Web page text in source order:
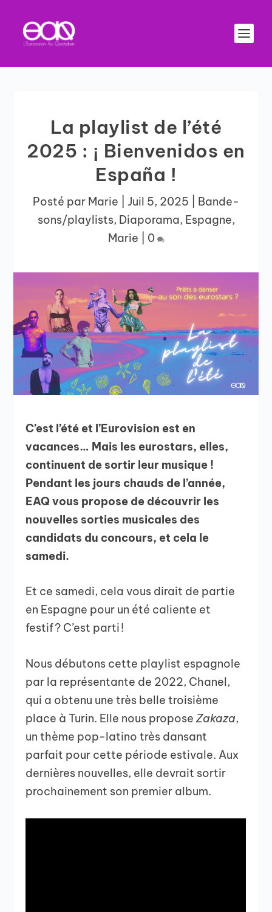
La playlist de l’été
2025 : ¡ Bienvenidos en
España !
Posté par Marie Juil 5, 2025
Bande-
sons/playlists, Diaporama, Espagne,
Marie
0
C’est l’été et l’Eurovision est en
vacances… Mais les eurostars, elles,
continuent de sortir leur musique !
Pendant les jours chauds de l’année,
EAQ vous propose de découvrir les
nouvelles sorties musicales des
candidats du concours, et cela le
samedi.
Et ce samedi, cela vous dirait de partie
en Espagne pour un été caliente et
festif ? C’est parti !
Nous débutons cette playlist espagnole
par la représentante de 2022, Chanel,
qui a obtenu une très belle troisième
place à Turin. Elle nous proposeZakaza,
un thème pop-latino très dansant
parfait pour cette période estivale. Aux
dernières nouvelles, elle devrait sortir
prochainement son premier album.